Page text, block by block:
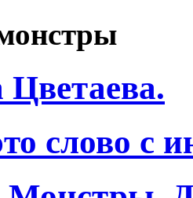
слово с